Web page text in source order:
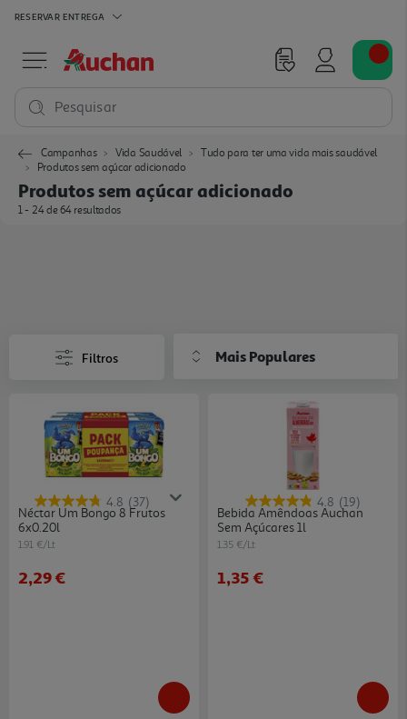
RESERVAR ENTREGA
Pesquisar
Campanhas Vida Saudável
Tudo para ter uma vida mais saudável
Produtos sem açúcar adicionado
Produtos sem açúcar adicionado
1 - 24 de 64 resultados
Filtros Mais Populares
4.8 (37)
Néctar Um Bongo 8 Frutos
6x0.20l
1.91 €/Lt
2,29 €
4.8 (19)
Bebida Amêndoas Auchan
Sem Açúcares 1l
1.35 €/Lt
1,35 €